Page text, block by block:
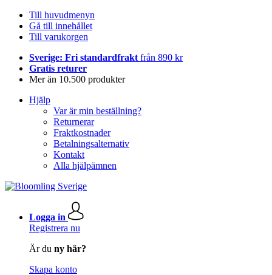
Till huvudmenyn
Gå till innehållet
Till varukorgen
Sverige: Fri standardfrakt från 890 kr
Gratis returer
Mer än 10.500 produkter
Hjälp
Var är min beställning?
Returnerar
Fraktkostnader
Betalningsalternativ
Kontakt
Alla hjälpämnen
Logga in
Registrera nu
Är du ny här?
Skapa konto